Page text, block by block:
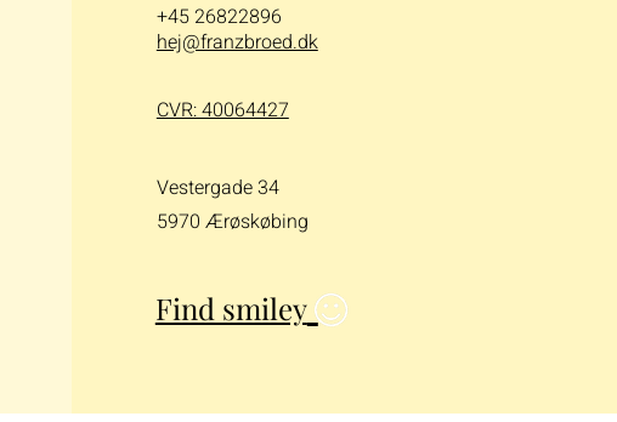
+45 26822896
hej@franzbroed.dk
CVR: 40064427
Vestergade 34
5970 Ærøskøbing
Find smiley